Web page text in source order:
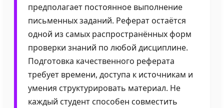
предполагает постоянное выполнение
письменных заданий. Реферат остаётся
одной из самых распространённых форм
проверки знаний по любой дисциплине.
Подготовка качественного реферата
требует времени, доступа к источникам и
умения структурировать материал. Не
каждый студент способен совместить